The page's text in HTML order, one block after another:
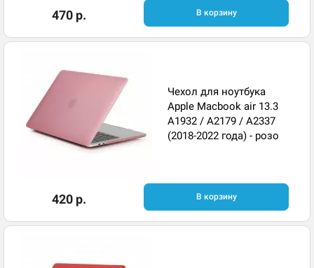
470 р. В корзину
Чехол для ноутбука
Apple Macbook air 13.3
A1932 / A2179 / A2337
(2018-2022 года) - розо
420 р. В корзину